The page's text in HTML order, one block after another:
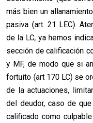
más bien un
pasiva (art. 21 LEC).
de la LC, ya hemos
sección de calificación
y MF, de modo que si
fortuito (art 170 LC) se
de la actuaciones,
del deudor, caso de
calificado como